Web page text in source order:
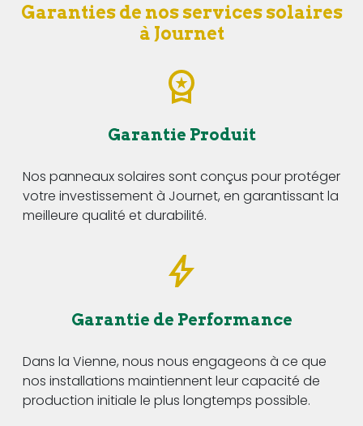
Garanties de nos services solaires
à Journet
Garantie Produit
Nos panneaux solaires sont conçus pour protéger
votre investissement à Journet, en garantissant la
meilleure qualité et durabilité.
Garantie de Performance
Dans la Vienne, nous nous engageons à ce que
nos installations maintiennent leur capacité de
production initiale le plus longtemps possible.